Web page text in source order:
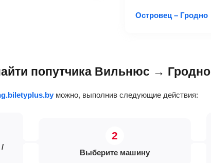
Островец – Гродно
попутчика Вильнюс → Гродно
можно, выполнив следующие действия:
/
Выберите машину